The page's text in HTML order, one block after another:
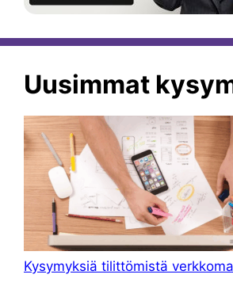
Uusimmat
Kysymyksiä tilittömistä